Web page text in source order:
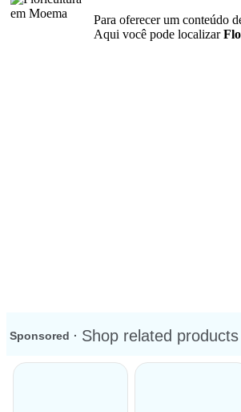
Para oferecer um conteúdo
Aqui você pode localizar